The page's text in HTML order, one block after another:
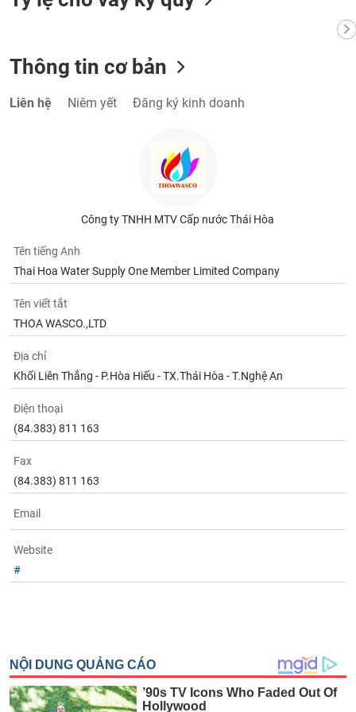
Thông tin cơ bản
Liên hệ Niêm yết Đăng ký kinh doanh
Công ty TNHH MTV Cấp nước Thái Hòa
Tên tiếng Anh
Thai Hoa Water Supply One Member Limited Company
Tên viết tắt
THOA WASCO.,LTD
Địa chỉ
Khối Liên Thắng - P.Hòa Hiếu - TX.Thái Hòa - T.Nghệ An
Điện thoại
(84.383) 811 163
Fax
(84.383) 811 163
Email
Website
#
VỤ
SẢN
chứng
(-)
Tất cả
Lãnh
đạo
(-)
Tất cả
tức
(-)
Bài
Báo
cáo